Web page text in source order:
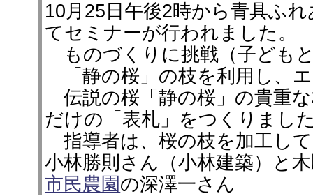
10月25日午後2時から青具ふ
てセミナーが行われました。
ものづくりに挑戦（子ども
「静の桜」の枝を利用し、
伝説の桜「静の桜」の貴重
だけの「表札」をつくりまし
指導者は、桜の枝を加工し
小林勝則さん（小林建築）と
市民農園 の深澤一さん